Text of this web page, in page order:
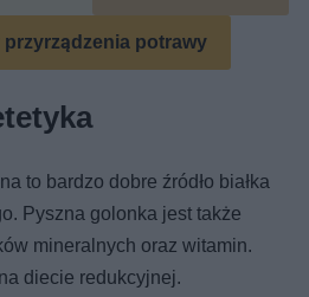
potrawy
to bardzo dobre źródło białka
Pyszna golonka jest także
mineralnych oraz witamin.
diecie redukcyjnej.